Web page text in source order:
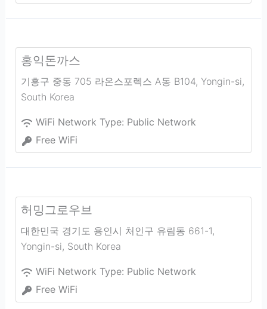
홍익돈까스
기흥구 중동 705 라온스포렉스 A동 B104, Yongin-si,
South Korea
WiFi Network Type: Public Network
Free WiFi
허밍그로우브
대한민국 경기도 용인시 처인구 유림동 661-1,
Yongin-si, South Korea
WiFi Network Type: Public Network
Free WiFi